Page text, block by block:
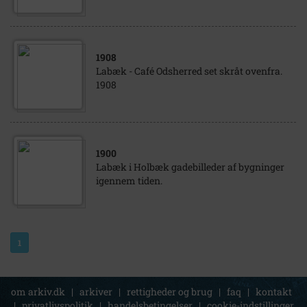
1908
Labæk - Café Odsherred set skråt ovenfra.
1908
1900
Labæk i Holbæk gadebilleder af bygninger
igennem tiden.
1
om arkiv.dk | arkiver | rettigheder og brug | faq | kontakt